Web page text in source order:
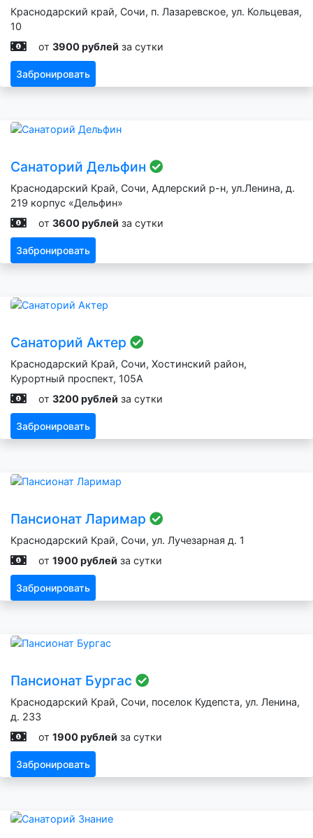
Краснодарский край, Сочи, п. Лазаревское, ул. Кольцевая,
10
от 3900 рублей за сутки
Забронировать
Санаторий Дельфин
Краснодарский Край, Сочи, Адлерский р-н, ул.Ленина, д.
219 корпус «Дельфин»
от 3600 рублей за сутки
Забронировать
Санаторий Актер
Краснодарский Край, Сочи, Хостинский район,
Курортный проспект, 105А
от 3200 рублей за сутки
Забронировать
Пансионат Ларимар
Краснодарский Край, Сочи, ул. Лучезарная д. 1
от 1900 рублей за сутки
Забронировать
Пансионат Бургас
Краснодарский Край, Сочи, поселок Кудепста, ул. Ленина,
д. 233
от 1900 рублей за сутки
Забронировать